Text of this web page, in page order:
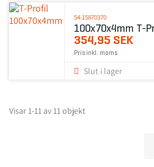
54-15870370
100x70x4mm T-
354,95 SEK
Pris inkl. moms
Slut i lager
Visar 1-11 av 11 objekt